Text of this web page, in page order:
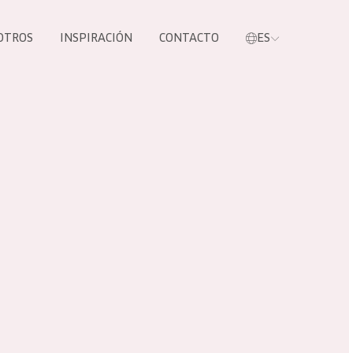
INSPIRACIÓN CONTACTO ES